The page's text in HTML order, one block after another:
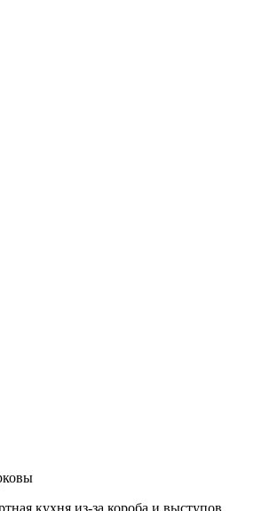
кухня из-за короба и выступов,